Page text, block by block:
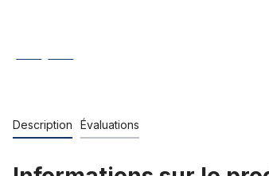
Description Évaluations